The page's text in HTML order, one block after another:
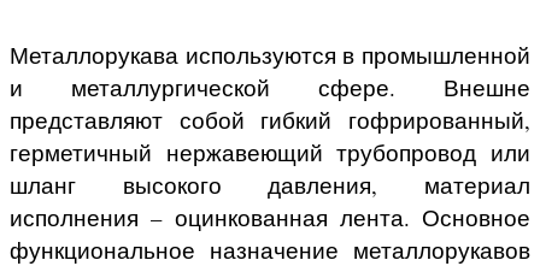
Металлорукава используются в промышленной
и металлургической сфере. Внешне
представляют собой гибкий гофрированный,
герметичный нержавеющий трубопровод или
шланг высокого давления, материал
исполнения – оцинкованная лента. Основное
функциональное назначение металлорукавов